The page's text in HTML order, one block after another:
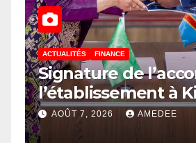
ACTUALITÉS FINANCE
Signature de
l’établissement à
du bureau-pays de
de développement
AOÛT 7, 2026 AMEDEE